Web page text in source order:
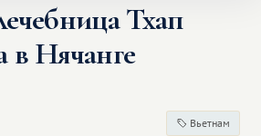
Тхап
в Нячанге
Вьетнам